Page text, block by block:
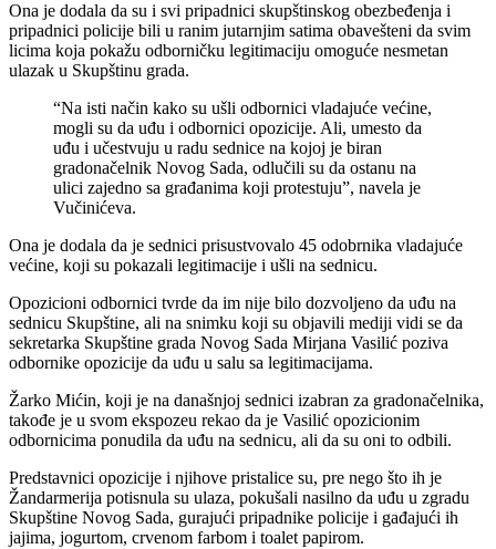
Ona je dodala da su i svi pripadnici skupštinskog obezbeđenja i
pripadnici policije bili u ranim jutarnjim satima obavešteni da svim
licima koja pokažu odborničku legitimaciju omoguće nesmetan
ulazak u Skupštinu grada.
“Na isti način kako su ušli odbornici vladajuće većine,
mogli su da uđu i odbornici opozicije. Ali, umesto da
uđu i učestvuju u radu sednice na kojoj je biran
gradonačelnik Novog Sada, odlučili su da ostanu na
ulici zajedno sa građanima koji protestuju”, navela je
Vučinićeva.
Ona je dodala da je sednici prisustvovalo 45 odobrnika vladajuće
većine, koji su pokazali legitimacije i ušli na sednicu.
Opozicioni odbornici tvrde da im nije bilo dozvoljeno da uđu na
sednicu Skupštine, ali na snimku koji su objavili mediji vidi se da
sekretarka Skupštine grada Novog Sada Mirjana Vasilić poziva
odbornike opozicije da uđu u salu sa legitimacijama.
Žarko Mićin, koji je na današnjoj sednici izabran za gradonačelnika,
takođe je u svom ekspozeu rekao da je Vasilić opozicionim
odbornicima ponudila da uđu na sednicu, ali da su oni to odbili.
Predstavnici opozicije i njihove pristalice su, pre nego što ih je
Žandarmerija potisnula su ulaza, pokušali nasilno da uđu u zgradu
Skupštine Novog Sada, gurajući pripadnike policije i gađajući ih
jajima, jogurtom, crvenom farbom i toalet papirom.